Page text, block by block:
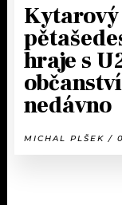
hraje s
nedávno
MICHAL PLŠEK /